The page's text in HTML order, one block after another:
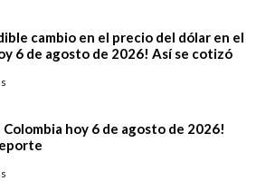
cambio en el precio del dólar en el
6 de agosto de 2026! Así se cotizó
Colombia hoy 6 de agosto de 2026!